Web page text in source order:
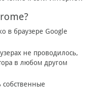
в браузере Google
не проводилось,
в любом другом
собственные